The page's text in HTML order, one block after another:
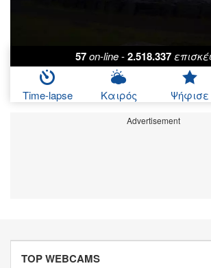
57on-line-2.518.337
Time-lapse Καιρός Ψήφισε
Advertisement
TOP WEBCAMS